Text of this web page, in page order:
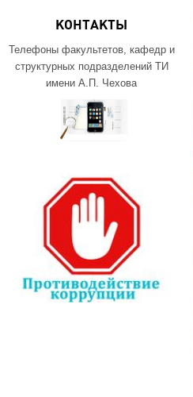
КОНТАКТЫ
Телефоны факультетов, кафедр и
структурных подразделений ТИ
имени А.П. Чехова